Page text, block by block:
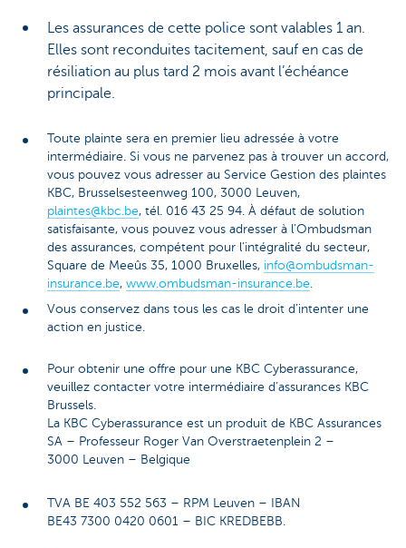
Les assurances de cette police sont valables 1 an.
Elles sont reconduites tacitement, sauf en cas de
résiliation au plus tard 2 mois avant l’échéance
principale.
Toute plainte sera en premier lieu adressée à votre
intermédiaire. Si vous ne parvenez pas à trouver un accord,
vous pouvez vous adresser au Service Gestion des plaintes
KBC, Brusselsesteenweg 100, 3000 Leuven,
plaintes@kbc.be, tél. 016 43 25 94. À défaut de solution
satisfaisante, vous pouvez vous adresser à l’Ombudsman
des assurances, compétent pour l’intégralité du secteur,
Square de Meeûs 35, 1000 Bruxelles, info@ombudsman-
insurance.be, www.ombudsman-insurance.be
Vous conservez dans tous les cas le droit d’intenter une
action en justice.
Pour obtenir une offre pour une KBC Cyberassurance,
veuillez contacter votre intermédiaire d’assurances KBC
Brussels.
La KBC Cyberassurance est un produit de KBC Assurances
SA – Professeur Roger Van Overstraetenplein 2 –
3000 Leuven – Belgique
TVA BE 403 552 563 – RPM Leuven – IBAN
BE43 7300 0420 0601 – BIC KREDBEBB.